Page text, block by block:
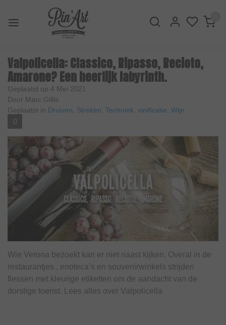
Valpolicella: Classico, Ripasso, Recioto,
Amarone? Een heerlijk labyrinth.
Geplaatst op 4 Mei 2021
Door Marc Gillis
Geplaatst in Druiven, Streken,Techniek,vinificatie,Wijn
0
Wie Verona bezoekt kan er niet naast kijken. Overal in de
restaurantjes , enoteca’s en souvenirwinkels strijden
flessen met kleurige etiketten om de aandacht van de
dorstige toerist. Lees alles over Valpolicella